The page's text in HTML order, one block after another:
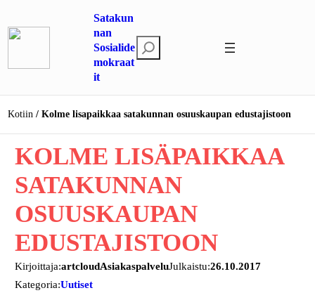
sisältöön
Satakun
nan
Sosialide
mokraat
it
t
i
Kotiin Kolme lisapaikkaa satakunnan osuuskaupan edustajistoon
KOLME LISÄPAIKKAA
SATAKUNNAN
OSUUSKAUPAN
EDUSTAJISTOON
Kirjoittaja:artcloudAsiakaspalveluJulkaistu:26.10.2017
Kategoria:Uutiset